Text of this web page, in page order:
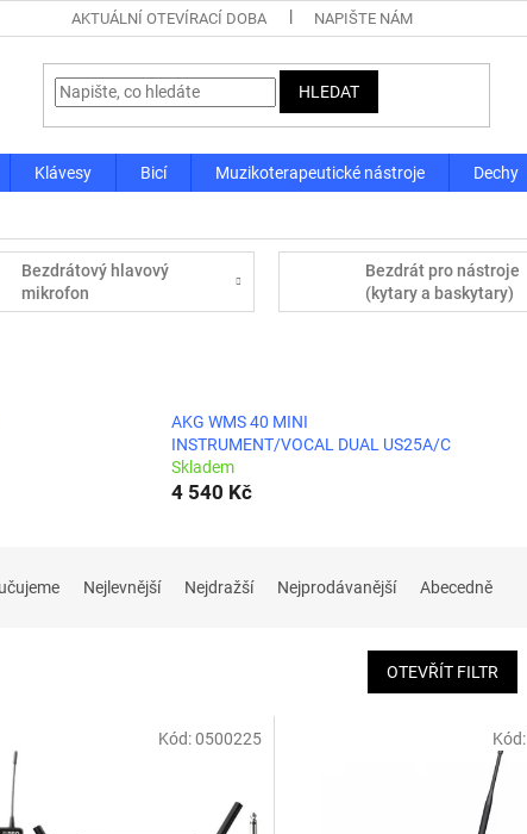
AKTUÁLNÍ OTEVÍRACÍ DOBA NAPIŠTE NÁM
HLEDAT
Klávesy Bicí Muzikoterapeutické nástroje Dechy
Bezdrátový hlavový
mikrofon
Bezdrát pro nástroje
(kytary a baskytary)
AKG WMS 40 MINI
INSTRUMENT/VOCAL DUAL US25A/C
Skladem
4 540 Kč
Nejlevnější Nejdražší Nejprodávanější Abecedně
OTEVŘÍT FILTR
Kód:0500225 Kód: